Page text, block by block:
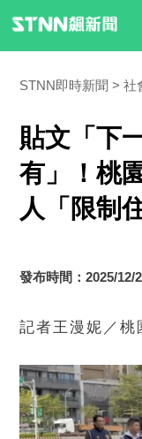
STNN即時新聞 社
貼文「下
有」！桃
人「限制
發布時間：2025/12/
記者王漫妮／桃